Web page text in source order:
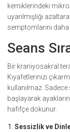
kemiklerindeki mikro
uyarılmışlığı
semptomlarını
Seans
Bir kraniyosakral
Kıyafetlerinizi
kullanılmaz. Sadece
başlayarak
hafifçe dokunur.
Sessizlik ve